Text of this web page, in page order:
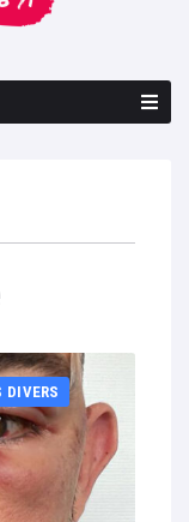
DIVERS